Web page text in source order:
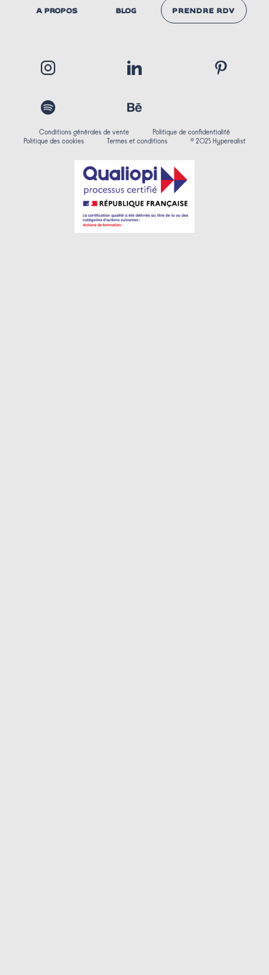
A PROPOS BLOG
PRENDRE RDV
Conditions générales de vente
Politique de confidentialité
Politique des cookies
Termes et conditions © 2025 Hyperealist